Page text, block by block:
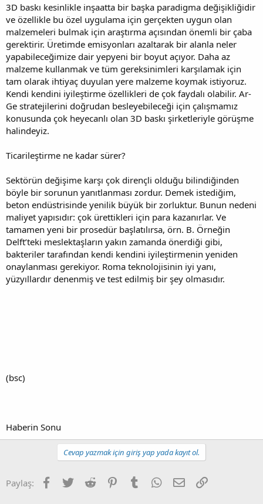
3D baskı kesinlikle inşaatta bir başka paradigma değişikliğidir
ve özellikle bu özel uygulama için gerçekten uygun olan
malzemeleri bulmak için araştırma açısından önemli bir çaba
gerektirir. Üretimde emisyonları azaltarak bir alanla neler
yapabileceğimize dair yepyeni bir boyut açıyor. Daha az
malzeme kullanmak ve tüm gereksinimleri karşılamak için
tam olarak ihtiyaç duyulan yere malzeme koymak istiyoruz.
Kendi kendini iyileştirme özellikleri de çok faydalı olabilir. Ar-
Ge stratejilerini doğrudan besleyebileceği için çalışmamız
konusunda çok heyecanlı olan 3D baskı şirketleriyle görüşme
halindeyiz.
Ticarileştirme ne kadar sürer?
Sektörün değişime karşı çok dirençli olduğu bilindiğinden
böyle bir sorunun yanıtlanması zordur. Demek istediğim,
beton endüstrisinde yenilik büyük bir zorluktur. Bunun nedeni
maliyet yapısıdır: çok ürettikleri için para kazanırlar. Ve
tamamen yeni bir prosedür başlatılırsa, örn. B. Örneğin
Delft’teki meslektaşların yakın zamanda önerdiği gibi,
bakteriler tarafından kendi kendini iyileştirmenin yeniden
onaylanması gerekiyor. Roma teknolojisinin iyi yanı,
yüzyıllardır denenmiş ve test edilmiş bir şey olmasıdır.
(bsc)
Haberin Sonu
Cevap yazmak için giriş yap yada kayıt ol.
Paylaş: Facebook
TwitterReddit PinterestTumblrWhatsApp
E-postaLink